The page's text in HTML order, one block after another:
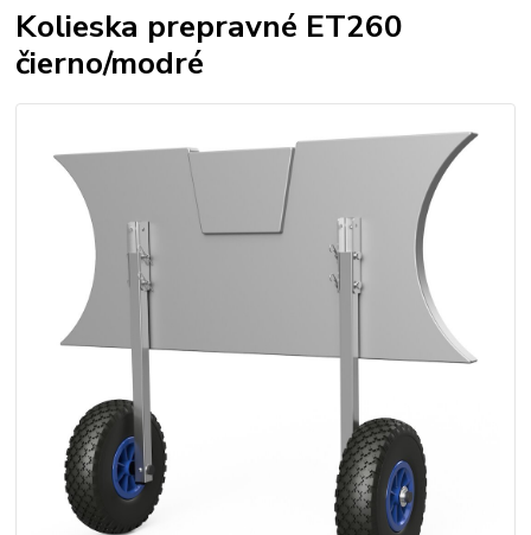
Kolieska prepravné ET260
čierno/modré